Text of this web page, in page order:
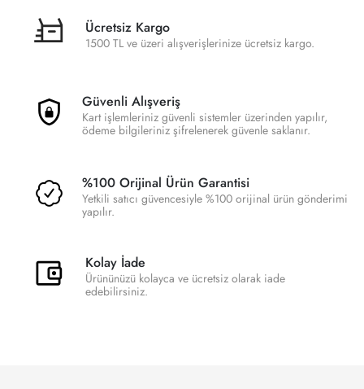
Ücretsiz Kargo
1500 TL ve üzeri alışverişlerinize ücretsiz kargo.
Güvenli Alışveriş
Kart işlemleriniz güvenli sistemler üzerinden yapılır,
ödeme bilgileriniz şifrelenerek güvenle saklanır.
%100 Orijinal Ürün Garantisi
Yetkili satıcı güvencesiyle %100 orijinal ürün gönderimi
yapılır.
Kolay İade
Ürününüzü kolayca ve ücretsiz olarak iade
edebilirsiniz.